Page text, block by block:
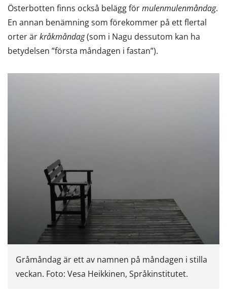
Österbotten finns också belägg förmulenmulenmåndag.
En annan benämning som förekommer på ett flertal
orter ärkråkmåndag(som i Nagu dessutom kan ha
betydelsen ”första måndagen i fastan”).
Gråmåndag är ett av namnen på måndagen i stilla
veckan. Foto: Vesa Heikkinen, Språkinstitutet.